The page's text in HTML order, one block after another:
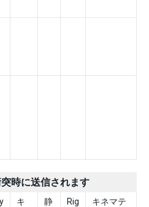
時に送信されます
キ
静
Rig
キネマテ